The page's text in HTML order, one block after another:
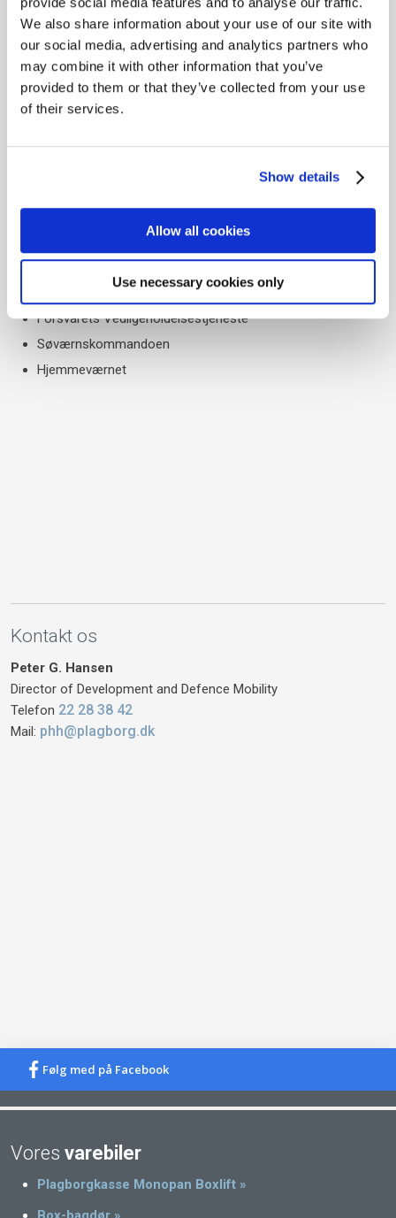
We also share information about your use of our site with
our social media, advertising and analytics partners who
may combine it with other information that you’ve
provided to them or that they’ve collected from your use
of their services.
Show details
Allow all cookies
Use necessary cookies only
​Opbygning af køretøjer MAN lastbiler (Forvogne +
hænger)
​Opbygning af køretøjer Volkswagen varebiler (Alulad,
lukket kasser, montage af lift på kasse biler m.m.)
Afdelinger og sikkerhedsgodkendelser:
Udover at Plagborg er sikkerhedsgodkendt, har Plagborg
​Forsvarskommandoen
​Hærkommandoen
​Flyverkommandoen
​Forsvarets Vedligeholdelsestjeneste
​Søværnskommandoen
​Hjemmeværnet
Kontakt os
Peter G. Hansen
Director of Development and Defence Mobility
Telefon 22 28 38 42
Mail: phh@plagborg.dk
Følg med på Facebook
​Vores varebiler​​
Plagborgkasse Monopan Boxlift »